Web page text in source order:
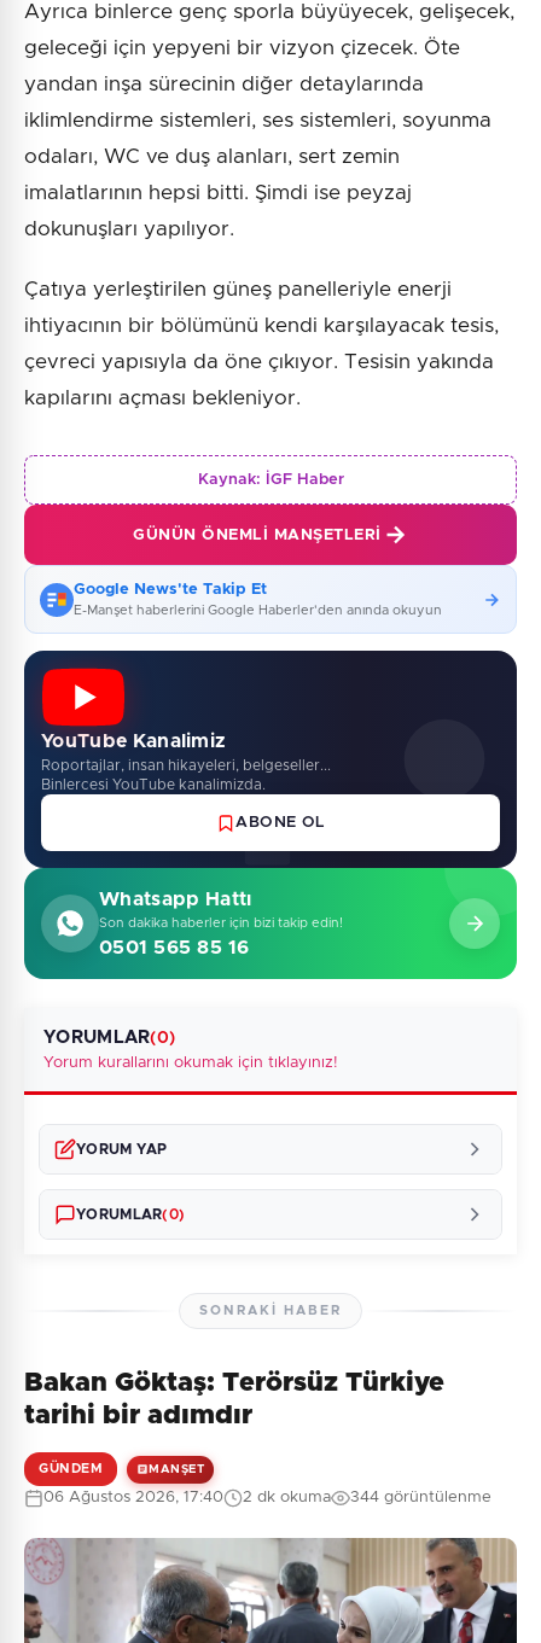
Ayrıca binlerce genç sporla büyüyecek, gelişecek,
geleceği için yepyeni bir vizyon çizecek. Öte
yandan inşa sürecinin diğer detaylarında
iklimlendirme sistemleri, ses sistemleri, soyunma
odaları, WC ve duş alanları, sert zemin
imalatlarının hepsi bitti. Şimdi ise peyzaj
dokunuşları yapılıyor.
Çatıya yerleştirilen güneş panelleriyle enerji
ihtiyacının bir bölümünü kendi karşılayacak tesis,
çevreci yapısıyla da öne çıkıyor. Tesisin yakında
kapılarını açması bekleniyor.
Kaynak: İGF Haber
GÜNÜN ÖNEMLI MANŞETLERI
Google News'te Takip Et
E-Manşet haberlerini Google Haberler'den anında okuyun
YouTube Kanalimiz
Roportajlar, insan hikayeleri, belgeseller...
Binlercesi YouTube kanalimizda.
ABONE OL
Whatsapp Hattı
Son dakika haberler için bizi takip edin!
0501 565 85 16
YORUMLAR(0)
Yorum kurallarını okumak için tıklayınız!
YORUM YAP
Güvenlik Sorusu:
4 + 7 = ?
YORUMLAR(0)
Henüz yorum yapılmamış. İlk yorumu siz yapın!
SONRAKI HABER
Bakan Göktaş: Terörsüz Türkiye
tarihi bir adımdır
GÜNDEM MANŞET
06 Ağustos 2026, 17:40 2 dk okuma 344 görüntülenme